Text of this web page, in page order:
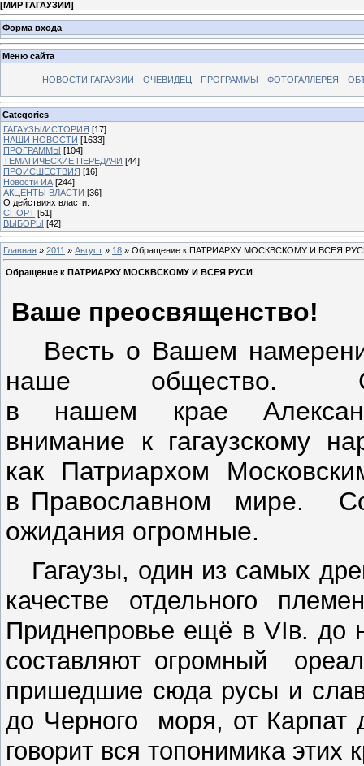
[МИР ГАГАУЗИИ]
Форма входа
Меню сайта
НОВОСТИ ГАГАУЗИИ ОЧЕВИДЕЦ ПРОГРАММЫ ФОТОГАЛЛЕРЕЯ
Categories
ГАГАУЗЫ/ИСТОРИЯ [17]
НАШИ НОВОСТИ [1633]
ПРОГРАММЫ [104]
ТЕМАТИЧЕСКИЕ ПЕРЕДАЧИ [44]
ПРОИСШЕСТВИЯ [16]
Новости ИА [244]
АКЦЕНТЫ ВЛАСТИ [36]
О действиях власти.
СПОРТ [51]
ВЫБОРЫ [42]
Главная » 2011 » Август » 18 » Обращение к ПАТРИАРХУ МОСКВСКОМУ И ВСЕЯ
Обращение к ПАТРИАРХУ МОСКВСКОМУ И ВСЕЯ РУСИ
Ваше преосвященство!
Весть о Вашем
наше общество.
в нашем крае
внимание к гагаузскому
как Патриархом
в Православном мире.
ожидания огромные.
Гагаузы, один из самых
качестве отдельного
Приднепровье ещё в VIв.
составляют огромный
пришедшие сюда русы и
до Черного моря, от
говорит вся топонимика этих